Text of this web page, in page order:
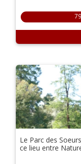
Le Parc des
ce lieu entre